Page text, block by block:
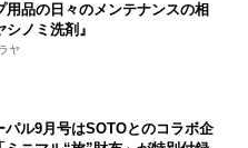
用品の日々のメンテナンスの相
ノミ洗剤』
ヤ
パル9月号はSOTOとのコラボ企